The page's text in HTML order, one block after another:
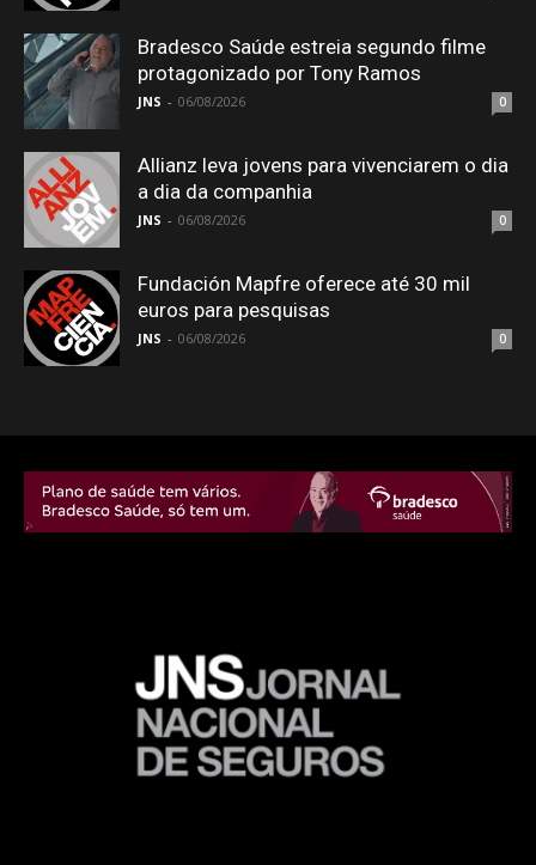
Bradesco Saúde estreia segundo filme
protagonizado por Tony Ramos
JNS - 06/08/2026 0
Allianz leva jovens para vivenciarem o dia
a dia da companhia
JNS - 06/08/2026 0
Fundación Mapfre oferece até 30 mil
euros para pesquisas
JNS - 06/08/2026 0